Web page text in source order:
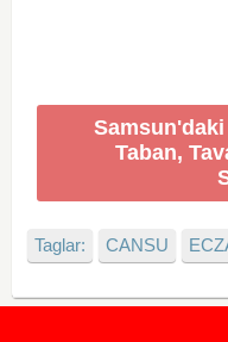
Taban,
Taglar: CANSU